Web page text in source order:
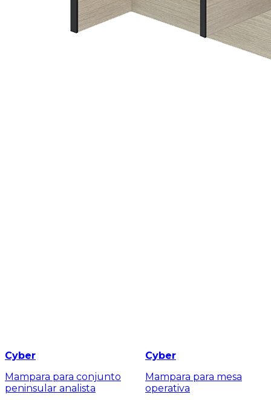
Cyber
Mampara para conjunto
peninsular analista
Cyber
Mampara para mesa
operativa